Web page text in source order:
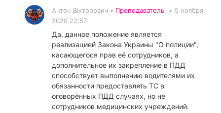
Антон Вікторович • Преподаватель • 5 ноября
2020 22:57
Да, данное положение является
реализацией Закона Украины "О полиции",
касающегося прав её сотрудников, а
дополнительное их закрепление в ПДД
способствует выполнению водителями их
обязанности предоставлять ТС в
оговорённых ПДД случаях, но не
сотрудников медицинских учреждений.